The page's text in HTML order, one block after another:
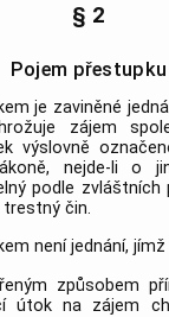
§ 2
Pojem přestupku
je zaviněné
zájem
výslovně
nejde-li o
podle zvláštních
trestný čin.
není jednání,
způsobem
útok na zájem